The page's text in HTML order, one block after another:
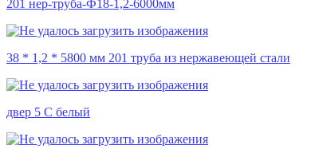
201 нер-труба-Ф18-1,2-6000мм
38 * 1,2 * 5800 мм 201 труба из нержавеющей стали
двер 5 С белый